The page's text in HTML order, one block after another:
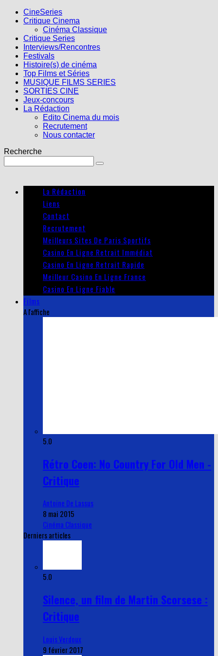
CineSeries
Critique Cinema
Cinéma Classique
Critique Series
Interviews/Rencontres
Festivals
Histoire(s) de cinéma
Top Films et Séries
MUSIQUE FILMS SERIES
SORTIES CINE
Jeux-concours
La Rédaction
Edito Cinema du mois
Recrutement
Nous contacter
Recherche
La Rédaction
Liens
Contact
Recrutement
Meilleurs Sites De Paris Sportifs
Casino En Ligne Retrait Immédiat
Casino En Ligne Retrait Rapide
Meilleur Casino En Ligne France
Casino En Ligne Fiable
Films
A l'affiche
5.0
Rétro Coen: No Country For Old Men -
Critique
Antoine De Lassus
8 mai 2015
Cinéma Classique
Derniers articles
5.0
Silence, un film de Martin Scorsese :
Critique
Louis Verdoux
9 février 2017